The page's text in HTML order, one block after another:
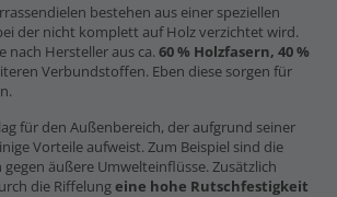
bestehen aus einer speziellen
der nicht komplett auf Holz verzichtet wird.
nach Hersteller aus ca. 60 % Holzfasern, 40 %
Verbundstoffen. Eben diese sorgen für
für den Außenbereich, der aufgrund seiner
Vorteile aufweist. Zum Beispiel sind die
äußere Umwelteinflüsse. Zusätzlich
die Riffelungeine hohe Rutschfestigkeit